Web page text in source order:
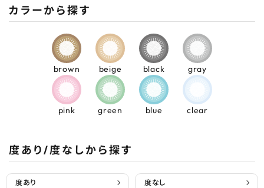
カラーから探す
brown beige black gray
pink green blue clear
度あり/度なしから探す
度あり 度なし